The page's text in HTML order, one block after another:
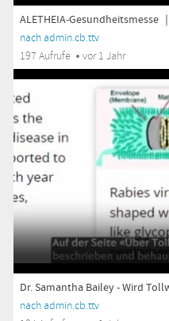
ALETHEIA-Gesundheitsmesse
nach admin.cb.ttv
197 Aufrufe
vor 1 Jahr
Dr. Samantha Bailey - Wird
nach admin.cb.ttv